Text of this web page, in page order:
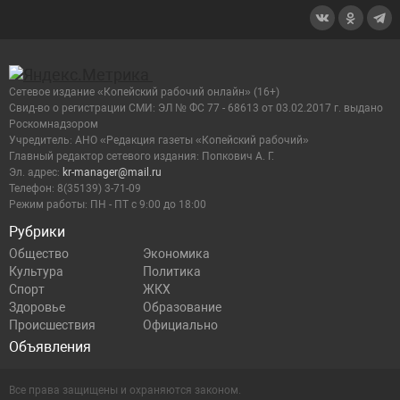
Рубрики
Общество
Экономика
Культура
Политика
Спорт
ЖКХ
Здоровье
Образование
Происшествия
Официально
Объявления
Сетевое издание «Копейский рабочий онлайн» (16+)
Cвид-во о регистрации СМИ: ЭЛ № ФС 77 - 68613 от 03.02.2017 г. выдано
Роскомнадзором
Учредитель: АНО «Редакция газеты «Копейский рабочий»
Главный редактор сетевого издания: Попкович А. Г.
Эл. адрес: kr-manager@mail.ru
Телефон: 8(35139) 3-71-09
Режим работы: ПН - ПТ с 9:00 до 18:00
Все права защищены и охраняются законом.